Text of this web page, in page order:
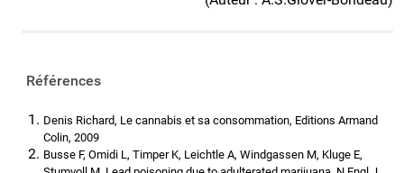
Références
Denis Richard, Le cannabis et sa consommation, Editions Armand
Colin, 2009
Busse F, Omidi L, Timper K, Leichtle A, Windgassen M, Kluge E,